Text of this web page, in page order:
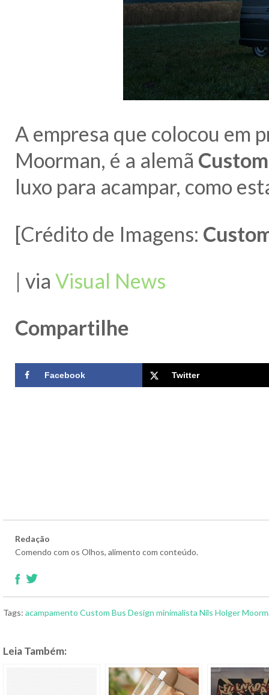
A empresa que colocou em
Moorman, é a alemã
luxo para acampar, como
[Crédito de Imagens:
| via Visual News
Compartilhe
Facebook Twitter
Redação
Comendo com os Olhos, alimento com conteúdo.
Tags: acampamento Custom Bus Design minimalista Nils Holger
Leia Também: